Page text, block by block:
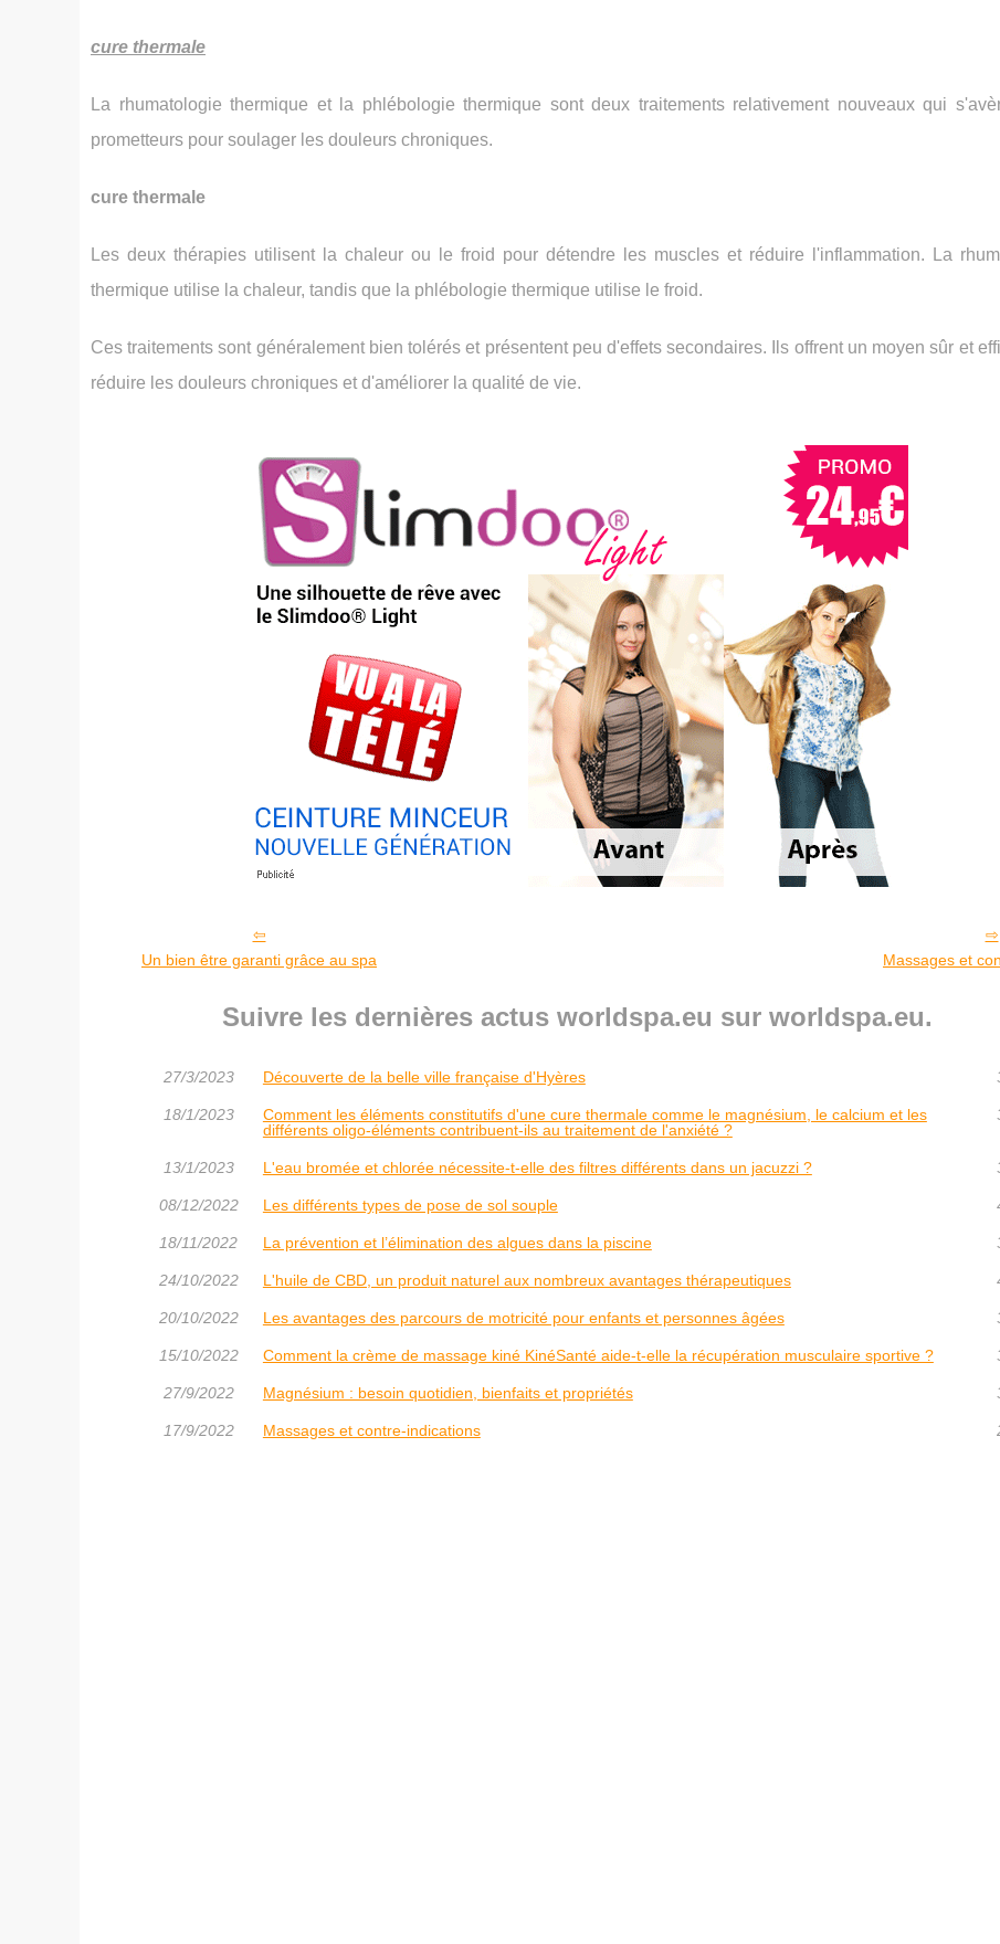
cure thermale
La rhumatologie thermique et la phlébologie thermique sont deux traitements relativement nouveaux qui
prometteurs pour soulager les douleurs chroniques.
cure thermale
Les deux thérapies utilisent la chaleur ou le froid pour détendre les muscles et réduire l'inflammation. La
thermique utilise la chaleur, tandis que la phlébologie thermique utilise le froid.
Ces traitements sont généralement bien tolérés et présentent peu d'effets secondaires. Ils offrent un moyen sûr et
réduire les douleurs chroniques et d'améliorer la qualité de vie.
Un bien être garanti grâce au spa Massages et
Suivre les dernières actus worldspa.eu sur worldspa.eu.
27/3/2023 Découverte de la belle ville française d'Hyères
18/1/2023
Comment les éléments constitutifs d'une cure thermale comme le magnésium, le calcium et les
différents oligo-éléments contribuent-ils au traitement de l'anxiété ?
13/1/2023 L'eau bromée et chlorée nécessite-t-elle des filtres différents dans un jacuzzi ?
08/12/2022 Les différents types de pose de sol souple
18/11/2022 La prévention et l’élimination des algues dans la piscine
24/10/2022 L'huile de CBD, un produit naturel aux nombreux avantages thérapeutiques
20/10/2022 Les avantages des parcours de motricité pour enfants et personnes âgées
15/10/2022 Comment la crème de massage kiné KinéSanté aide-t-elle la récupération musculaire sportive ?
27/9/2022 Magnésium : besoin quotidien, bienfaits et propriétés
17/9/2022 Massages et contre-indications